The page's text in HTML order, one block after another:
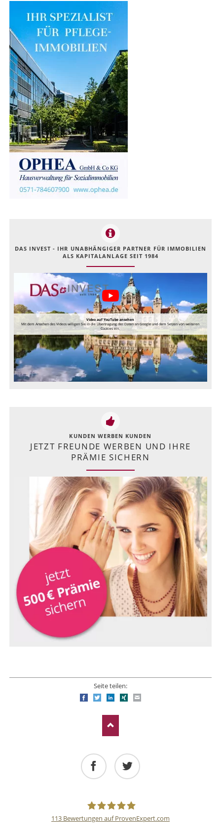
DAS INVEST - IHR UNABHÄNGIGER PARTNER FÜR IMMOBILIEN
ALS KAPITALANLAGE SEIT 1984
Video auf YouTube ansehen
Mit dem Ansehen des Videos willigen Sie in die Übertragung der Daten an Google und dem Setzen von weiteren
Cookies ein.
KUNDEN WERBEN KUNDEN
JETZT FREUNDE WERBEN UND IHRE
PRÄMIE SICHERN
Seite teilen:
FacebookTwitterLinkedIn
Xing
113 Bewertungen auf ProvenExpert.com